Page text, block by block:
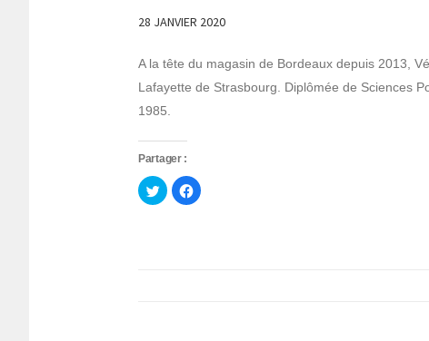
28 JANVIER 2020
A la tête du magasin de Bordeaux depuis 2013,
Lafayette de Strasbourg. Diplômée de Sciences
1985.
Partager :
Cliquez
pour
partager
Cliquez
pour